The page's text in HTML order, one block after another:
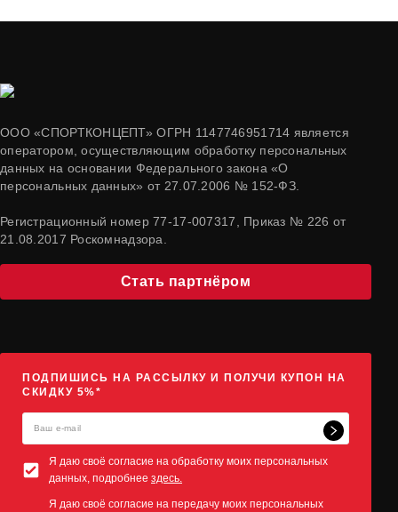
ООО «СПОРТКОНЦЕПТ» ОГРН 1147746951714 является
оператором, осуществляющим обработку персональных
данных на основании Федерального закона «О
персональных данных» от 27.07.2006 № 152-ФЗ.
Регистрационный номер 77-17-007317, Приказ № 226 от
21.08.2017 Роскомнадзора.
Стать партнёром
ПОДПИШИСЬ НА РАССЫЛКУ И ПОЛУЧИ КУПОН НА
СКИДКУ 5%*
Я даю своё согласие на обработку моих персональных
данных, подробнее здесь.
Я даю своё согласие на передачу моих персональных